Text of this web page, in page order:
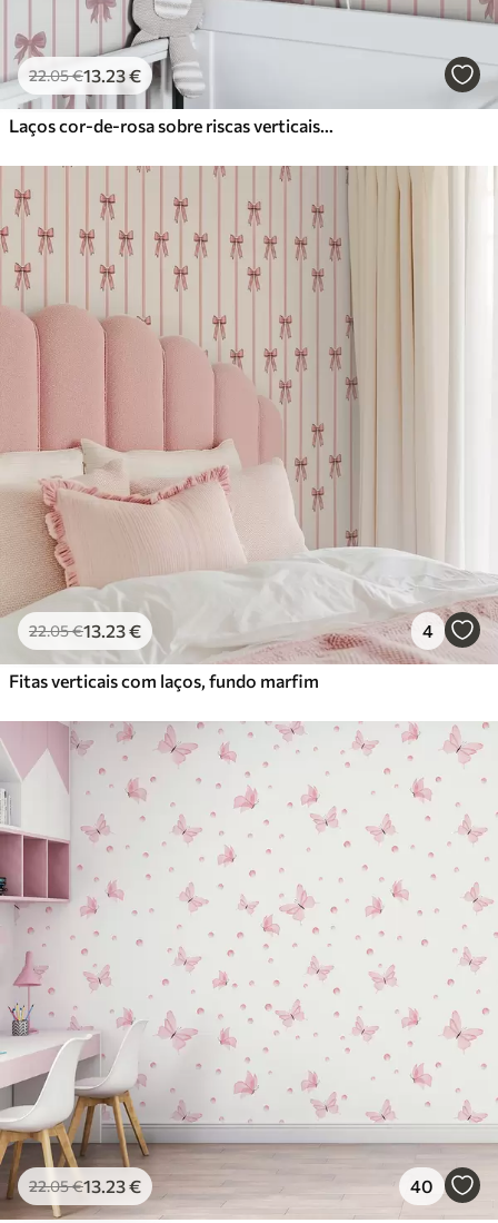
22.05€13.23€
Laços cor-de-rosa sobre riscas verticais num fundo claro
22.05€13.23€ 4
Fitas verticais com laços, fundo marfim
22.05€13.23€ 40